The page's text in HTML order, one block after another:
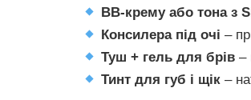
BB-крему або тона з
Консилера під очі –
Туш + гель для брів –
Тинт для губ і щік –